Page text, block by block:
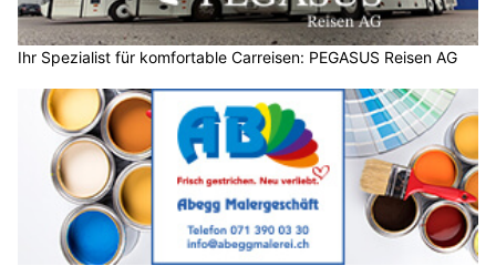
Ihr Spezialist für komfortable Carreisen: PEGASUS Reisen AG